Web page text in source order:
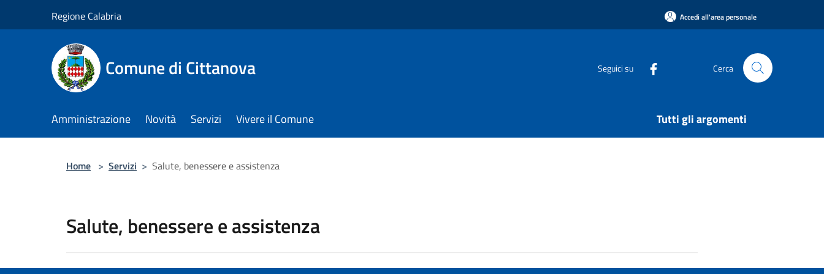
Regione Calabria Accedi all'area personale
Comune di Cittanova Seguici su Cerca
Amministrazione Novità Servizi Vivere il Comune Tutti gli argomenti
Home > Servizi > Salute, benessere e assistenza
Salute, benessere e assistenza